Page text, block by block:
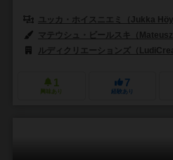
ユッカ・ホイスニエミ（Jukka
マテウシュ・ビールスキ（
ルディクリエーションズ（
1
興味あり
7
経験あり